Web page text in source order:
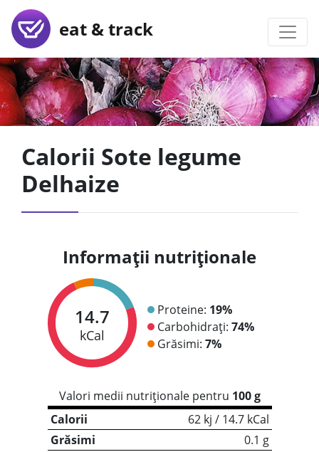
eat & track
Calorii Sote legume
Delhaize
Informații nutriționale
14.7
kCal
Proteine: 19%
Carbohidrați: 74%
Grăsimi: 7%
Valori medii nutriționale pentru 100 g
Calorii
62 kj / 14.7 kCal
Grăsimi
0.1 g